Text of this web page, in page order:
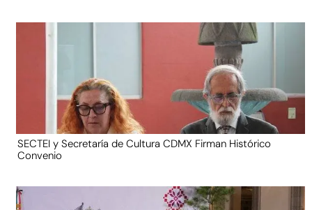
SECTEI y Secretaría de Cultura CDMX Firman Histórico
Convenio